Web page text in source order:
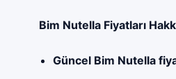
Bim Nutella Fiyatları
Güncel Bim Nutella